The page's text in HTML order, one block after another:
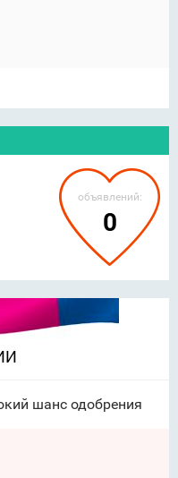
объявлений:
0
шанс одобрения